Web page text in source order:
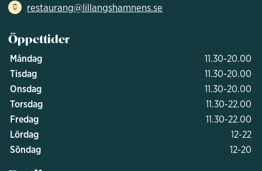
restaurang@lillangshamnens.se
Öppettider
Måndag
11.30-20.00
Tisdag
11.30-20.00
Onsdag
11.30-20.00
Torsdag
11.30-22.00
Fredag
11.30-22.00
Lördag
12-22
Söndag
12-20